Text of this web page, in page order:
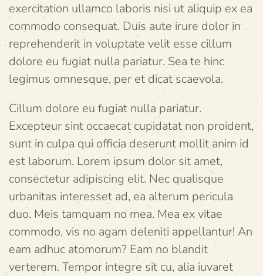
exercitation ullamco laboris nisi ut aliquip ex ea
commodo consequat. Duis aute irure dolor in
reprehenderit in voluptate velit esse cillum
dolore eu fugiat nulla pariatur. Sea te hinc
legimus omnesque, per et dicat scaevola.
Cillum dolore eu fugiat nulla pariatur.
Excepteur sint occaecat cupidatat non proident,
sunt in culpa qui officia deserunt mollit anim id
est laborum. Lorem ipsum dolor sit amet,
consectetur adipiscing elit. Nec qualisque
urbanitas interesset ad, ea alterum pericula
duo. Meis tamquam no mea. Mea ex vitae
commodo, vis no agam deleniti appellantur! An
eam adhuc atomorum? Eam no blandit
verterem. Tempor integre sit cu, alia iuvaret